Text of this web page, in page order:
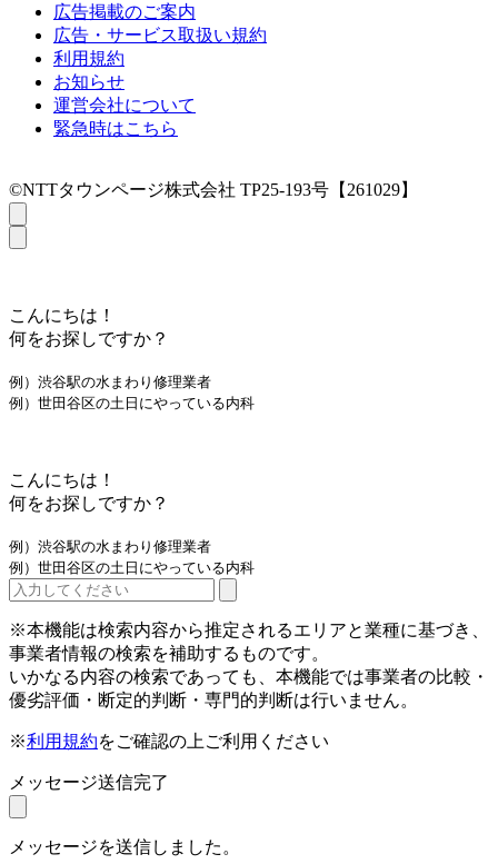
広告掲載のご案内
広告・サービス取扱い規約
利用規約
お知らせ
運営会社について
緊急時はこちら
©NTTタウンページ株式会社 TP25-193号【261029】
こんにちは！
何をお探しですか？
例）渋谷駅の水まわり修理業者
例）世田谷区の土日にやっている内科
こんにちは！
何をお探しですか？
例）渋谷駅の水まわり修理業者
例）世田谷区の土日にやっている内科
※本機能は検索内容から推定されるエリアと業種に基づき、
事業者情報の検索を補助するものです。
いかなる内容の検索であっても、本機能では事業者の比較・
優劣評価・断定的判断・専門的判断は行いません。
※利用規約をご確認の上ご利用ください
メッセージ送信完了
メッセージを送信しました。